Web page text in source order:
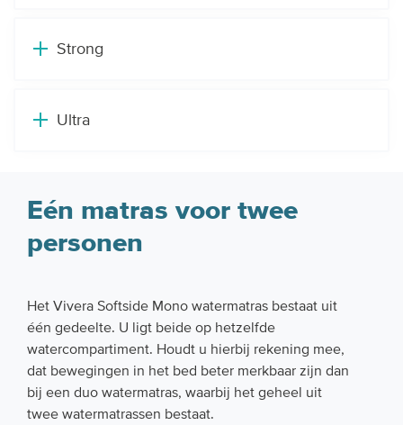
Strong
Ultra
Eén matras voor twee
personen
Het Vivera Softside Mono watermatras bestaat uit
één gedeelte. U ligt beide op hetzelfde
watercompartiment. Houdt u hierbij rekening mee,
dat bewegingen in het bed beter merkbaar zijn dan
bij een duo watermatras, waarbij het geheel uit
twee watermatrassen bestaat.